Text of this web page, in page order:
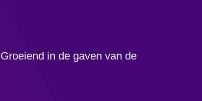
in de gaven van de